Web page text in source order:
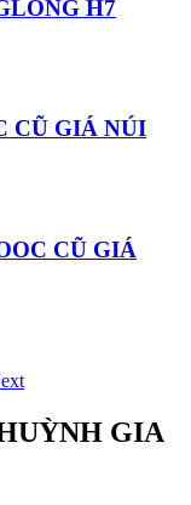
H7
CŨ GIÁ NÚI
CŨ GIÁ
GIA